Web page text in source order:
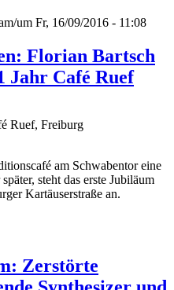
um Fr, 16/09/2016 - 11:08
Florian Bartsch
Jahr Café Ruef
Ruef, Freiburg
am Schwabentor eine
steht das erste Jubiläum
Kartäuserstraße an.
Zerstörte